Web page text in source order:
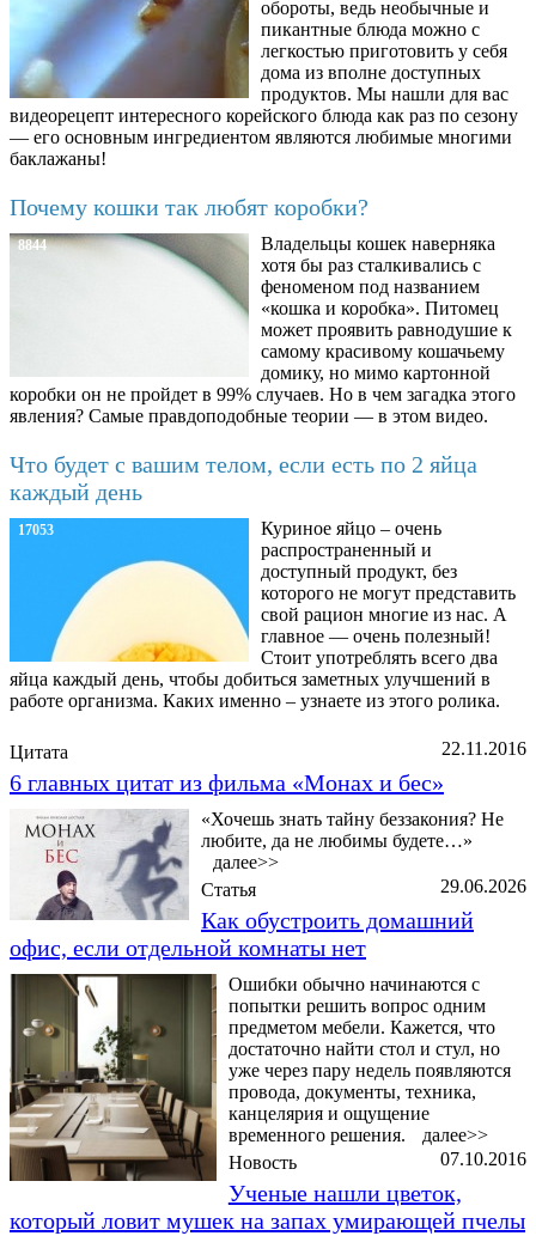
обороты, ведь необычные и
пикантные блюда можно с
легкостью приготовить у себя
дома из вполне доступных
продуктов. Мы нашли для вас
видеорецепт интересного корейского блюда как раз по сезону
— его основным ингредиентом являются любимые многими
баклажаны!
Почему кошки так любят коробки?
8844
Владельцы кошек наверняка
хотя бы раз сталкивались с
феноменом под названием
«кошка и коробка». Питомец
может проявить равнодушие к
самому красивому кошачьему
домику, но мимо картонной
коробки он не пройдет в 99% случаев. Но в чем загадка этого
явления? Самые правдоподобные теории — в этом видео.
Что будет с вашим телом, если есть по 2 яйца
каждый день
17053
Куриное яйцо – очень
распространенный и
доступный продукт, без
которого не могут представить
свой рацион многие из нас. А
главное — очень полезный!
Стоит употреблять всего два
яйца каждый день, чтобы добиться заметных улучшений в
работе организма. Каких именно – узнаете из этого ролика.
22.11.2016
Цитата
6 главных цитат из фильма «Монах и бес»
«Хочешь знать тайну беззакония? Не
любите, да не любимы будете…»
далее>>
29.06.2026
Статья
Как обустроить домашний
офис, если отдельной комнаты нет
Ошибки обычно начинаются с
попытки решить вопрос одним
предметом мебели. Кажется, что
достаточно найти стол и стул, но
уже через пару недель появляются
провода, документы, техника,
канцелярия и ощущение
временного решения.
далее>>
07.10.2016
Новость
Ученые нашли цветок,
который ловит мушек на запах умирающей пчелы